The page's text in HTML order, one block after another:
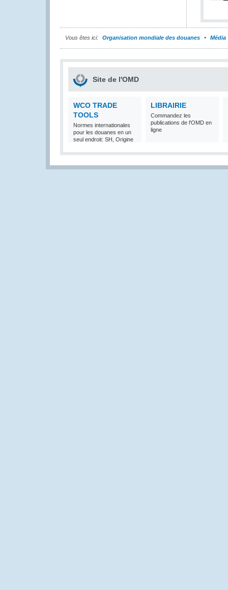
Vous êtes ici: Organisation mondiale des douanes Média
Site de l'OMD
WCO TRADE
TOOLS
Normes internationales
pour les douanes en un
seul endroit: SH, Origine
LIBRAIRIE
Commandez les
publications de l'OMD en
ligne